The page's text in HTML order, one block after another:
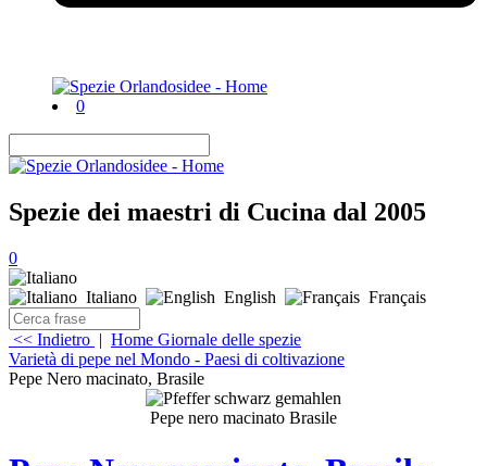
0
Spezie dei maestri di Cucina dal 2005
0
Italiano English Français
<< Indietro | Home Giornale delle spezie
Varietà di pepe nel Mondo - Paesi di coltivazione
Pepe Nero macinato, Brasile
Pepe nero macinato Brasile